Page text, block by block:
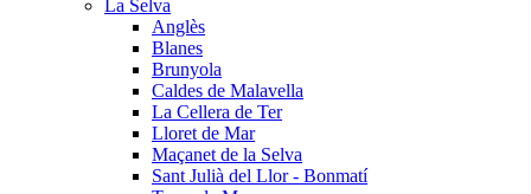
La Selva
Anglès
Blanes
Brunyola
Caldes de Malavella
La Cellera de Ter
Lloret de Mar
Maçanet de la Selva
Sant Julià del Llor - Bonmatí